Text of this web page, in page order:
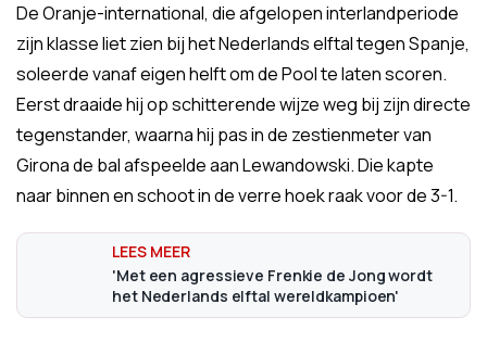
De Oranje-international, die afgelopen interlandperiode
zijn klasse liet zien bij het Nederlands elftal tegen Spanje,
soleerde vanaf eigen helft om de Pool te laten scoren.
Eerst draaide hij op schitterende wijze weg bij zijn directe
tegenstander, waarna hij pas in de zestienmeter van
Girona de bal afspeelde aan Lewandowski. Die kapte
naar binnen en schoot in de verre hoek raak voor de 3-1.
'Met een agressieve Frenkie de Jong wordt
het Nederlands elftal wereldkampioen'